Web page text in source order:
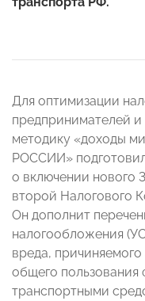
Для оптимизации
предпринимателей
методику «доходы
РОССИИ»
о включении нового
второй Налогового
Он дополнит
налогообложения
вреда,
общего пользования
транспортными